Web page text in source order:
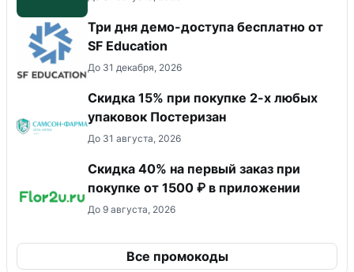
Три дня демо-доступа бесплатно от
SF Education
До 31 декабря, 2026
Скидка 15% при покупке 2-х любых
упаковок Постеризан
До 31 августа, 2026
Скидка 40% на первый заказ при
покупке от 1500 ₽ в приложении
До 9 августа, 2026
Все промокоды